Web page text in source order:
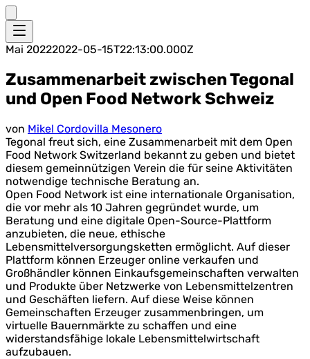
Mai 20222022-05-15T22:13:00.000Z
Zusammenarbeit zwischen Tegonal
und Open Food Network Schweiz
von Mikel Cordovilla Mesonero
Tegonal freut sich, eine Zusammenarbeit mit dem Open
Food Network Switzerland bekannt zu geben und bietet
diesem gemeinnützigen Verein die für seine Aktivitäten
notwendige technische Beratung an.
Open Food Network ist eine internationale Organisation,
die vor mehr als 10 Jahren gegründet wurde, um
Beratung und eine digitale Open-Source-Plattform
anzubieten, die neue, ethische
Lebensmittelversorgungsketten ermöglicht. Auf dieser
Plattform können Erzeuger online verkaufen und
Großhändler können Einkaufsgemeinschaften verwalten
und Produkte über Netzwerke von Lebensmittelzentren
und Geschäften liefern. Auf diese Weise können
Gemeinschaften Erzeuger zusammenbringen, um
virtuelle Bauernmärkte zu schaffen und eine
widerstandsfähige lokale Lebensmittelwirtschaft
aufzubauen.